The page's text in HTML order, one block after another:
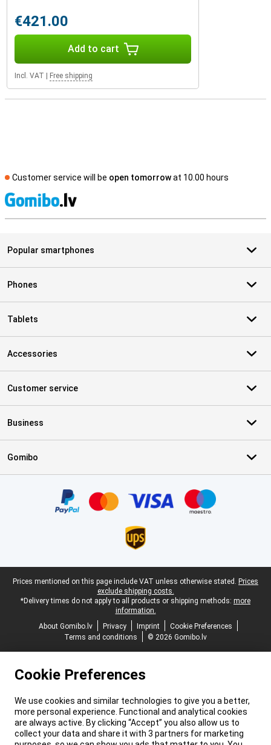
€421.00
Add to cart
Incl. VAT Free shipping
Customer service will be open tomorrowat 10.00 hours
Popular smartphones
Phones
Tablets
Accessories
Customer service
Business
Gomibo
Legal footer
Prices mentioned on this page include VAT unless otherwise stated. Prices
exclude shipping costs.
*Delivery times do not apply to all products or shipping methods: more
information.
About Gomibo.lv
Privacy Imprint
Cookie Preferences
Terms and conditions
© 2026 Gomibo.lv
Cookie Preferences
We use cookies and similar technologies to give you a better,
more personal experience. Functional and analytical cookies
are always active. By clicking “Accept” you also allow us to
collect your data and share it with 3 partners for marketing